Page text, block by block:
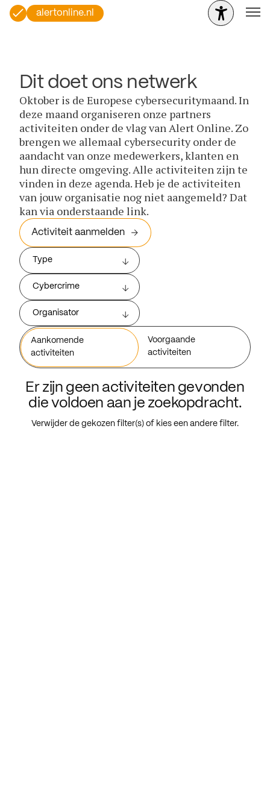
alertonline.nl
Dit doet ons netwerk
Oktober is de Europese cybersecuritymaand. In
deze maand organiseren onze partners
activiteiten onder de vlag van Alert Online. Zo
brengen we allemaal cybersecurity onder de
aandacht van onze medewerkers, klanten en
hun directe omgeving. Alle activiteiten zijn te
vinden in deze agenda. Heb je de activiteiten
van jouw organisatie nog niet aangemeld? Dat
kan via onderstaande link.
Activiteit aanmelden
Type
Cybercrime
Organisator
Aankomende
activiteiten
Voorgaande
activiteiten
Er zijn geen activiteiten gevonden
die voldoen aan je zoekopdracht.
Verwijder de gekozen filter(s) of kies een andere filter.